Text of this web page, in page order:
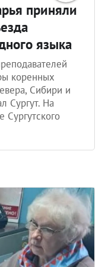
приняли
языка
коренных
Сибири и
Сургут. На
Сургутского